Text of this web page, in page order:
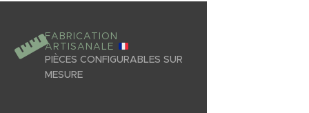
FABRICATION
ARTISANALE
PIÈCES CONFIGURABLES SUR
MESURE